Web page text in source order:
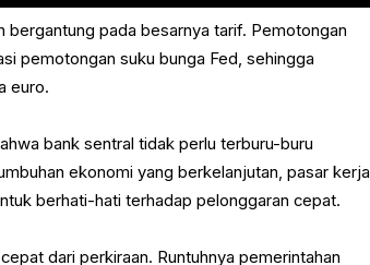
bergantung pada besarnya tarif. Pemotongan
pemotongan suku bunga Fed, sehingga
euro.
bank sentral tidak perlu terburu-buru
ekonomi yang berkelanjutan, pasar kerja
berhati-hati terhadap pelonggaran cepat.
dari perkiraan. Runtuhnya pemerintahan